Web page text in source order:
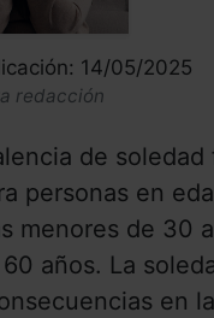
14/05/2025
redacción
de
personas en
menores de 30
años. La
en